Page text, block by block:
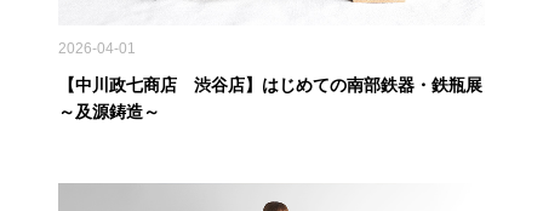
2026-04-01
【中川政七商店 渋谷店】はじめての南部鉄器・鉄瓶展
～及源鋳造～